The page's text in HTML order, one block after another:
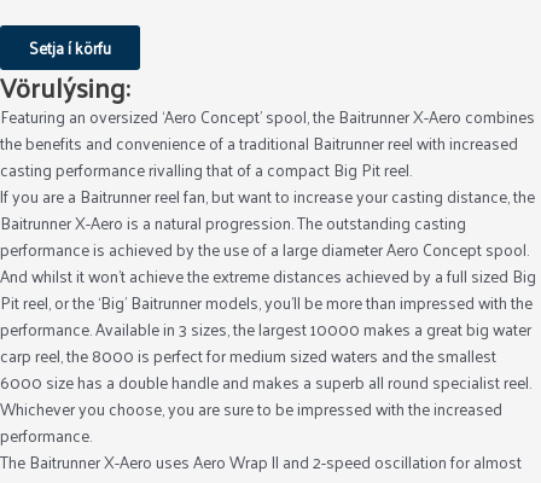
Setja í körfu
Vörulýsing:
Featuring an oversized ‘Aero Concept’ spool, the Baitrunner X-Aero combines
the benefits and convenience of a traditional Baitrunner reel with increased
casting performance rivalling that of a compact Big Pit reel.
If you are a Baitrunner reel fan, but want to increase your casting distance, the
Baitrunner X-Aero is a natural progression. The outstanding casting
performance is achieved by the use of a large diameter Aero Concept spool.
And whilst it won’t achieve the extreme distances achieved by a full sized Big
Pit reel, or the ‘Big’ Baitrunner models, you’ll be more than impressed with the
performance. Available in 3 sizes, the largest 10000 makes a great big water
carp reel, the 8000 is perfect for medium sized waters and the smallest
6000 size has a double handle and makes a superb all round specialist reel.
Whichever you choose, you are sure to be impressed with the increased
performance.
The Baitrunner X-Aero uses Aero Wrap II and 2-speed oscillation for almost